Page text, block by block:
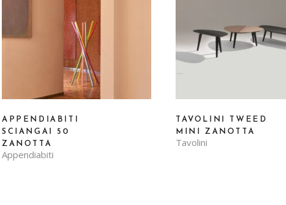
APPENDIABITI
SCIANGAI 50
ZANOTTA
Appendiabiti
TAVOLINI TWEED
MINI ZANOTTA
Tavolini